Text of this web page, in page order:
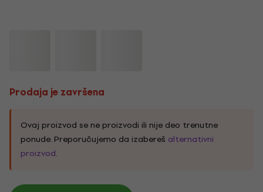
Prodaja je završena
Ovaj proizvod se ne proizvodi ili nije deo trenutne
ponude. Preporučujemo da izabereš alternativni
proizvod.